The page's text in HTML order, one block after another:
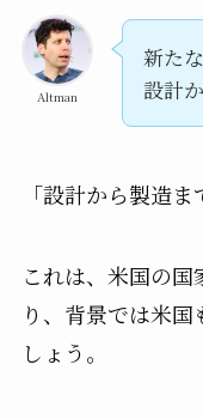
Altman
新た
設計
「設計から製造
これは、米国の
り、背景では米
しょう。